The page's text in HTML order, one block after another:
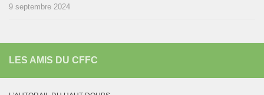
9 septembre 2024
LES AMIS DU CFFC